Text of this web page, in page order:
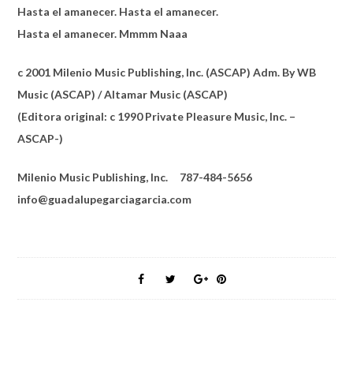
Hasta el amanecer. Hasta el amanecer.
Hasta el amanecer. Mmmm Naaa
c 2001 Milenio Music Publishing, Inc. (ASCAP) Adm. By WB
Music (ASCAP) / Altamar Music (ASCAP)
(Editora original: c 1990 Private Pleasure Music, Inc. –
ASCAP-)
Milenio Music Publishing, Inc. 787-484-5656
info@guadalupegarciagarcia.com